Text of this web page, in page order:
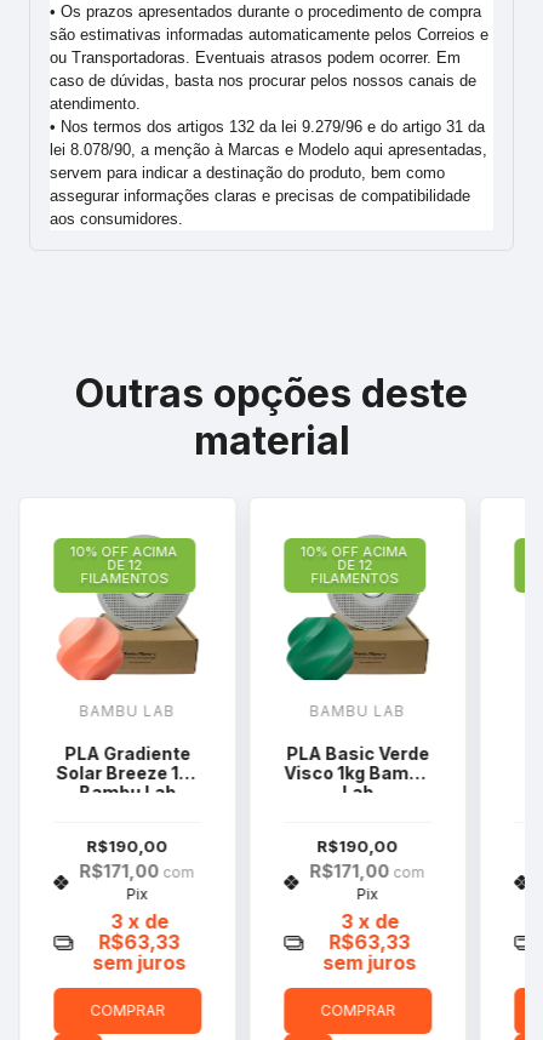
• Os prazos apresentados durante o procedimento de compra
são estimativas informadas automaticamente pelos Correios e
ou Transportadoras. Eventuais atrasos podem ocorrer. Em
caso de dúvidas, basta nos procurar pelos nossos canais de
atendimento.
• Nos termos dos artigos 132 da lei 9.279/96 e do artigo 31 da
lei 8.078/90, a menção à Marcas e Modelo aqui apresentadas,
servem para indicar a destinação do produto, bem como
assegurar informações claras e precisas de compatibilidade
aos consumidores.
Outras opções deste
material
10% OFF ACIMA
DE 12
FILAMENTOS
BAMBU LAB
PLA Gradiente
Solar Breeze 1kg
Bambu Lab
R$190,00
R$171,00 com
Pix
3 x de
R$63,33
sem juros
COMPRAR
10% OFF ACIMA
DE 12
FILAMENTOS
BAMBU LAB
PLA Basic Verde
Visco 1kg Bambu
Lab
R$190,00
R$171,00 com
Pix
3 x de
R$63,33
sem juros
COMPRAR